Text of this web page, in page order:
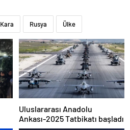
Kara Rusya Ülke
Uluslararası Anadolu
Ankası-2025 Tatbikatı başladı